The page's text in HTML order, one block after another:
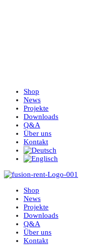
Shop
News
Projekte
Downloads
Q&A
Über uns
Kontakt
Shop
News
Projekte
Downloads
Q&A
Über uns
Kontakt